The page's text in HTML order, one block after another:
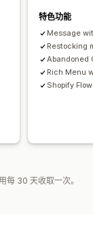
特色功能
Message
Restocking
Abandoned
Rich Menu
Shopify Flow
每 30 天收取一次。